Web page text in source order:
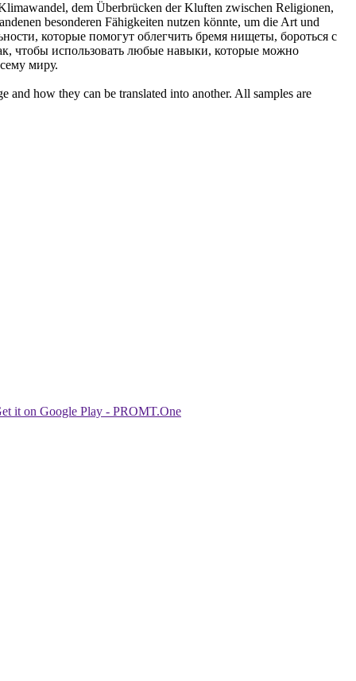
dem Überbrücken der Kluften zwischen Religionen,
besonderen Fähigkeiten nutzen könnte, um die Art und
которые помогут облегчить бремя нищеты, бороться с
чтобы использовать любые навыки, которые можно
миру.
how they can be translated into another. All samples are